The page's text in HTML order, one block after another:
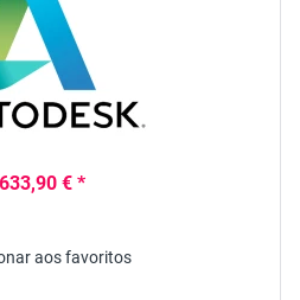
€ *
aos favoritos